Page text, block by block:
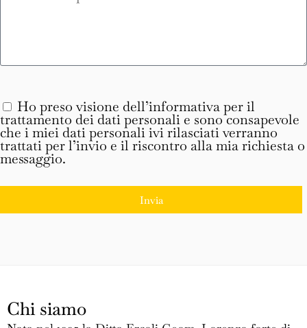
Ho preso visione dell’informativa per il
trattamento dei dati personali e sono consapevole
che i miei dati personali ivi rilasciati verranno
trattati per l’invio e il riscontro alla mia richiesta o
messaggio.
Invia
Chi siamo